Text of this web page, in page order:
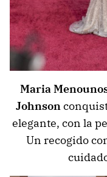
Maria
Johnson
elegante, con la
Un recogido